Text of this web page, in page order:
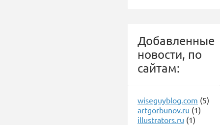
Добавленные
новости, по
сайтам:
wiseguyblog.com (5)
artgorbunov.ru (1)
illustrators.ru (1)